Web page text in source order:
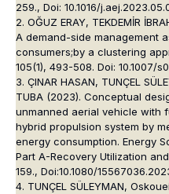
259., Doi: 10.1016/
2. OĞUZ ERAY, TEKDEMİR
A demand-side management
consumers;by a clustering
105(1), 493-508. Doi: 10.1007/
3. ÇINAR HASAN, TUNÇEL
TUBA (2023). Conceptual
unmanned aerial vehicle with
hybrid propulsion system by
energy consumption. Energy
Part A-Recovery Utilization
159., Doi:10.1080/
4. TUNÇEL SÜLEYMAN,